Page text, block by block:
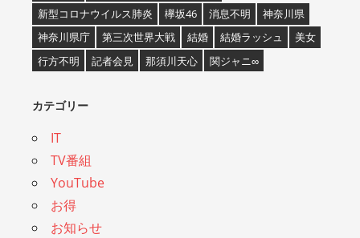
新型コロナウイルス肺炎
欅坂46 消息不明
神奈川県
神奈川県庁
第三次世界大戦 結婚 結婚ラッシュ
美女
行方不明
記者会見 那須川天心 関ジャニ∞
カテゴリー
IT
TV番組
YouTube
お得
お知らせ